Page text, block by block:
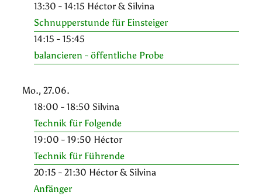
13:30 - 14:15 Héctor & Silvina
Schnupperstunde für Einsteiger
14:15 - 15:45
balancieren - öffentliche Probe
Mo., 27.06.
18:00 - 18:50 Silvina
Technik für Folgende
19:00 - 19:50 Héctor
Technik für Führende
20:15 - 21:30 Héctor & Silvina
Anfänger